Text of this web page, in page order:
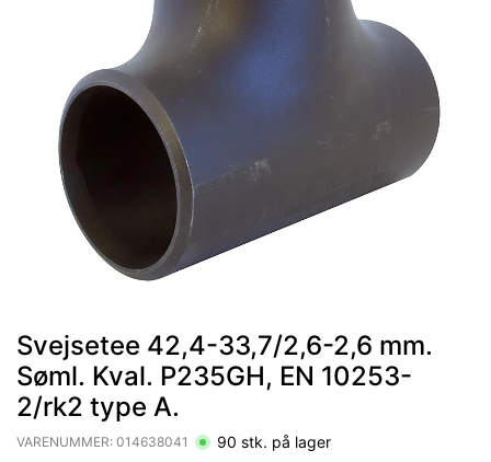
Svejsetee 42,4-33,7/2,6-2,6 mm.
Søml. Kval. P235GH, EN 10253-
2/rk2 type A.
VARENUMMER: 014638041 90 stk. på lager